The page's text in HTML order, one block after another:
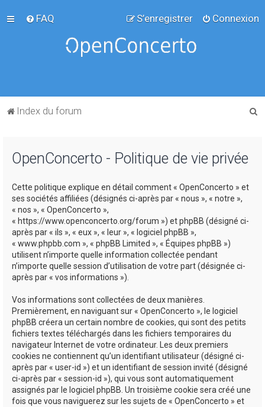
FAQ Connexion
S’enregistrer
Index du forum
OpenConcerto - Politique de vie privée
Cette politique explique en détail comment « OpenConcerto » et
ses sociétés affiliées (désignés ci-après par « nous », « notre »,
« nos », « OpenConcerto »,
« https://www.openconcerto.org/forum ») et phpBB (désigné ci-
après par « ils », « eux », « leur », « logiciel phpBB »,
« www.phpbb.com », « phpBB Limited », « Équipes phpBB »)
utilisent n’importe quelle information collectée pendant
n’importe quelle session d’utilisation de votre part (désignée ci-
après par « vos informations »).
Vos informations sont collectées de deux manières.
Premièrement, en naviguant sur « OpenConcerto », le logiciel
phpBB créera un certain nombre de cookies, qui sont des petits
fichiers textes téléchargés dans les fichiers temporaires du
navigateur Internet de votre ordinateur. Les deux premiers
cookies ne contiennent qu’un identifiant utilisateur (désigné ci-
après par « user-id ») et un identifiant de session invité (désigné
ci-après par « session-id »), qui vous sont automatiquement
assignés par le logiciel phpBB. Un troisième cookie sera créé une
fois que vous naviguerez sur les sujets de « OpenConcerto » et